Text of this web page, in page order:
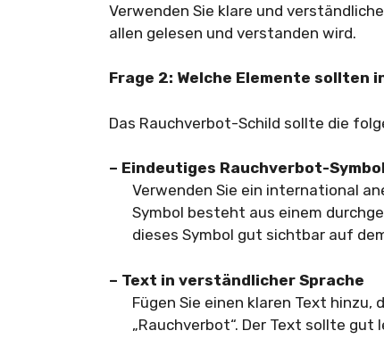
Verwenden Sie klare und
allen gelesen und verstanden wird.
Frage 2: Welche Elemente sollten
Das Rauchverbot-Schild sollte die
– Eindeutiges Rauchverbot-Symbol
Verwenden Sie ein international
Symbol besteht aus einem
dieses Symbol gut sichtbar auf
– Text in verständlicher Sprache
Fügen Sie einen klaren Text hinzu,
„Rauchverbot“. Der Text sollte gut